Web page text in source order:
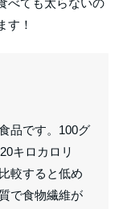
べても太らないの
す！
品です。100グ
キロカロリ
較すると低め
で食物繊維が